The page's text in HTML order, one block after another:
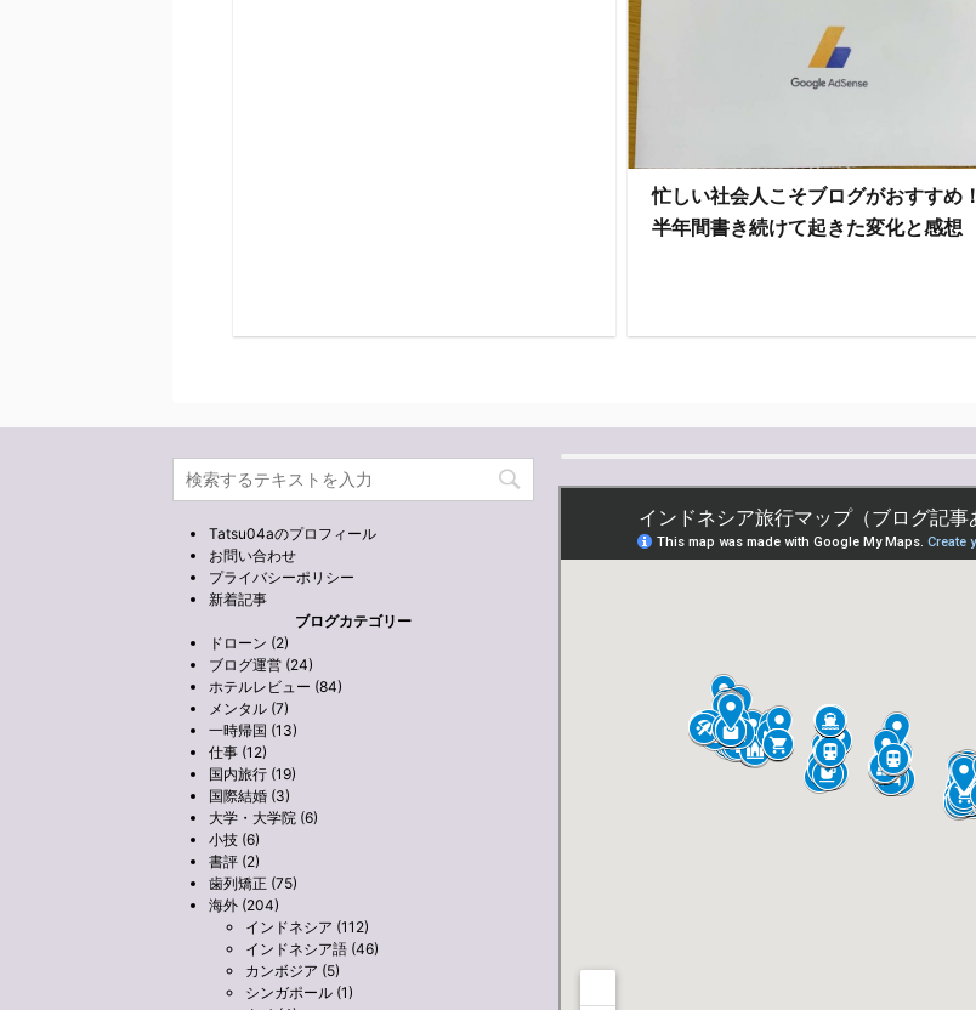
忙しい社会人こそブログがおすすめ！
半年間書き続けて起きた変化と感想
Tatsu04aのプロフィール
お問い合わせ
プライバシーポリシー
新着記事
ブログカテゴリー
ドローン (2)
ブログ運営 (24)
ホテルレビュー (84)
メンタル (7)
一時帰国 (13)
仕事 (12)
国内旅行 (19)
国際結婚 (3)
大学・大学院 (6)
小技 (6)
書評 (2)
歯列矯正 (75)
海外 (204)
インドネシア (112)
インドネシア語 (46)
カンボジア (5)
シンガポール (1)